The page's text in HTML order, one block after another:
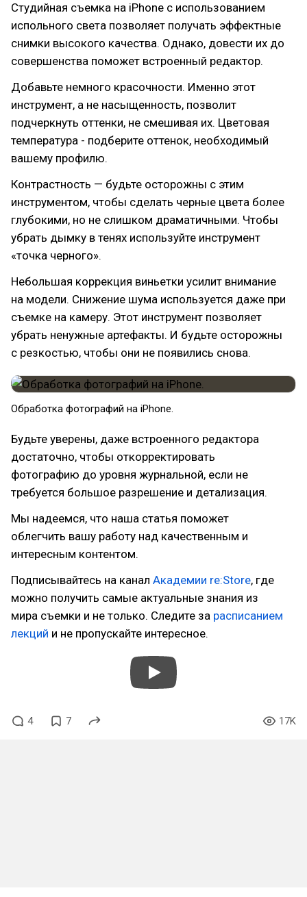
Студийная съемка на iPhone с использованием
испольного света позволяет получать эффектные
снимки высокого качества. Однако, довести их до
совершенства поможет встроенный редактор.
Добавьте немного красочности. Именно этот
инструмент, а не насыщенность, позволит
подчеркнуть оттенки, не смешивая их. Цветовая
температура - подберите оттенок, необходимый
вашему профилю.
Контрастность — будьте осторожны с этим
инструментом, чтобы сделать черные цвета более
глубокими, но не слишком драматичными. Чтобы
убрать дымку в тенях используйте инструмент
«точка черного».
Небольшая коррекция виньетки усилит внимание
на модели. Снижение шума используется даже при
съемке на камеру. Этот инструмент позволяет
убрать ненужные артефакты. И будьте осторожны
с резкостью, чтобы они не появились снова.
Обработка фотографий на iPhone.
Будьте уверены, даже встроенного редактора
достаточно, чтобы откорректировать
фотографию до уровня журнальной, если не
требуется большое разрешение и детализация.
Мы надеемся, что наша статья поможет
облегчить вашу работу над качественным и
интересным контентом.
Подписывайтесь на канал Академии re:Store, где
можно получить самые актуальные знания из
мира съемки и не только. Следите за расписанием
лекций и не пропускайте интересное.
4 7 17K